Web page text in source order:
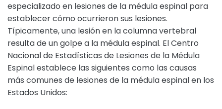
especializado en lesiones de la médula espinal para
establecer cómo ocurrieron sus lesiones.
Típicamente, una lesión en la columna vertebral
resulta de un golpe a la médula espinal. El Centro
Nacional de Estadísticas de Lesiones de la Médula
Espinal establece las siguientes como las causas
más comunes de lesiones de la médula espinal en los
Estados Unidos: